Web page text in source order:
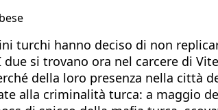
turchi hanno deciso di non
si trovano ora nel carcere di
della loro presenza nella città
alla criminalità turca: a maggio